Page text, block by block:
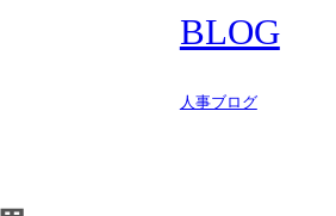
BLOG
人事ブログ